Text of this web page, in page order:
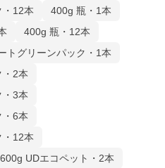
・12本
400g 瓶・1本
400g 瓶・12本
トグリーンパック・1本
・2本
・3本
・6本
・12本
600g UDエコペット・2本